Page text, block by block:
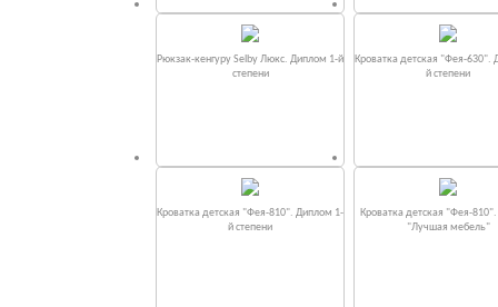
Рюкзак-кенгуру Selby Люкс. Диплом 1-й
степени
Кроватка детская "Фея-630".
й степени
Кроватка детская "Фея-810". Диплом 1-
й степени
Кроватка детская "Фея-
"Лучшая мебель"